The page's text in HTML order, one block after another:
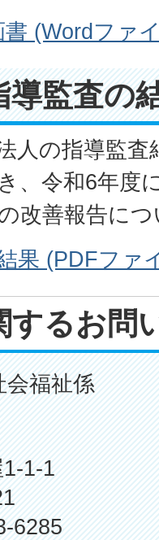
(Wordファ
監査の
人の指導監
、令和6年度
改善報告に
果 (PDFファ
するお問
福祉係
1-1
6285